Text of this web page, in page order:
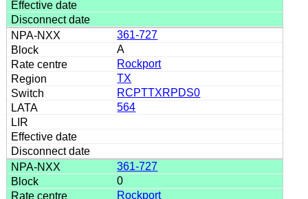
361-727
A
Rockport
TX
RCPTTXRPDS0
564
361-727
0
Rockport